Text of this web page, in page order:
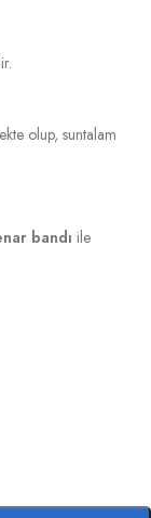
olup, suntalam
bandı ile